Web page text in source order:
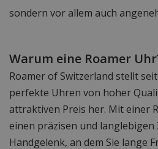
sondern vor allem auch
Warum eine Roamer
Roamer of Switzerland stellt
perfekte Uhren von hoher
attraktiven Preis her. Mit einer
einen präzisen und langlebigen
Handgelenk, an dem Sie lange